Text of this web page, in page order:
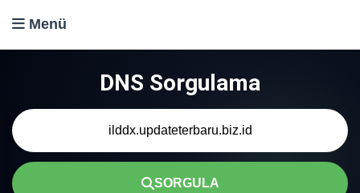
Menü
DNS Sorgulama
SORGULA